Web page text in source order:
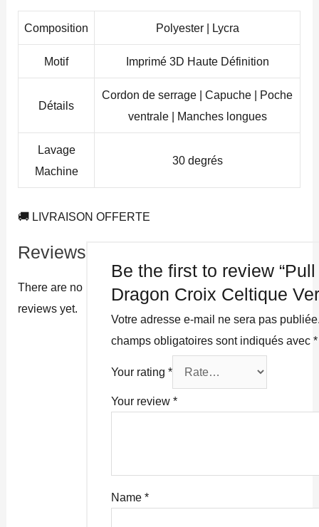
Composition Polyester | Lycra
Motif Imprimé 3D Haute Définition
Détails
Cordon de serrage | Capuche | Poche
ventrale | Manches longues
Lavage
Machine
30 degrés
🚚 LIVRAISON OFFERTE
Reviews
There are no
reviews yet.
Be the first to review “Pull
Dragon Croix Celtique
Votre adresse e-mail ne sera pas
champs obligatoires sont indiqués avec*
Your rating*
Your review*
Name*